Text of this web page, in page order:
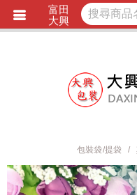
立即詢價 LINE
包裝袋/提袋
富田
大興
獨家